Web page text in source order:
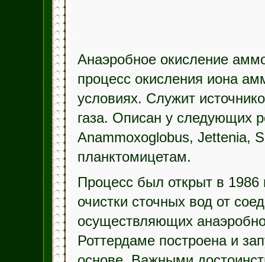
Анаэробное окисление
процесс окисления иона
условиях. Служит
газа. Описан у следующих
Anammoxoglobus, Jettenia,
планктомицетам.
Процесс был открыт в 1986
очистки сточных вод от
осуществляющих
Роттердаме построена и